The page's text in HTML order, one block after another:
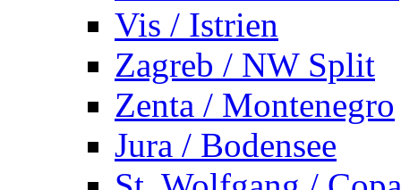
Vis / Istrien
Zagreb / NW Split
Zenta / Montenegro
Jura / Bodensee